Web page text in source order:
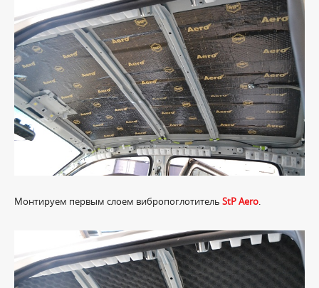
Монтируем первым слоем вибропоглотитель StP Aero.